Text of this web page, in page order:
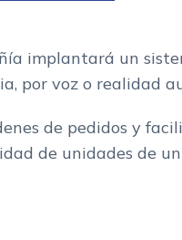
implantará un
por voz o realidad
de pedidos y
de unidades de